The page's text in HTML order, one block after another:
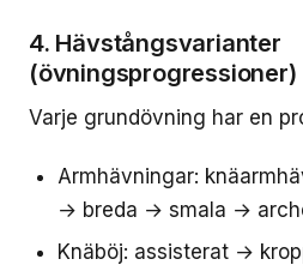
4. Hävstångsvarianter
(övningsprogressioner)
Varje grundövning har en
Armhävningar:
→ breda → smala →
Knäböj: assisterat →